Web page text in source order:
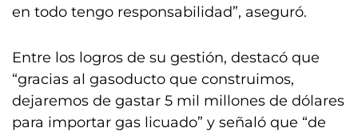
en todo tengo responsabilidad”, aseguró.
Entre los logros de su gestión, destacó que
“gracias al gasoducto que construimos,
dejaremos de gastar 5 mil millones de dólares
para importar gas licuado” y señaló que “de